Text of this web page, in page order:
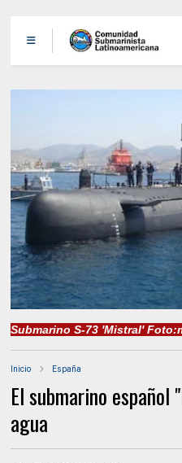
Submarino S-73 'Mistral'
Inicio España
El submarino
agua